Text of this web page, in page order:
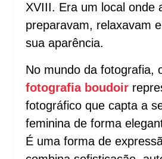
XVIII. Era um local onde
preparavam, relaxavam
sua aparência.
No mundo da fotografia,
fotografia boudoir
fotográfico que capta a
feminina de forma
É uma forma de